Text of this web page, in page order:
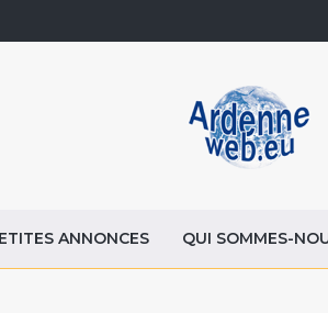
ANNONCES QUI SOMMES-